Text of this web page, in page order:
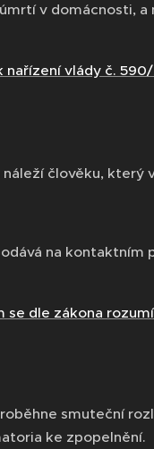
v domácnosti,
nařízení vlády č.
náleží člověku,
na
se dle zákona rozumí
smuteční
ke zpopelnění.